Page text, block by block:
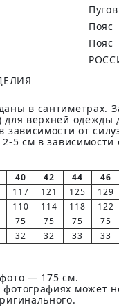
Пояс
Пояс
в сантиметрах.
для верхней одежды
зависимости от
5 см в зависимости
40 42 44 46
117 121 125 129
110 114 118 122
75 75 75 75
32 32 33 33
— 175 см.
может